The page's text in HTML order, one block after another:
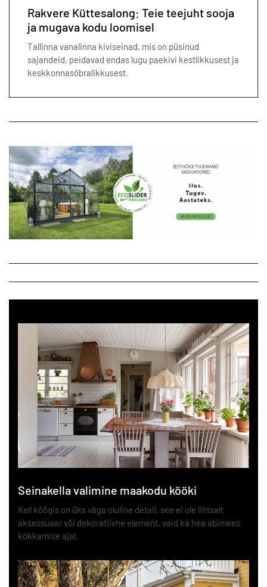
Rakvere Küttesalong: Teie teejuht sooja
ja mugava kodu loomisel
Tallinna vanalinna kiviseinad, mis on püsinud
sajandeid, peidavad endas lugu paekivi kestlikkusest ja
keskkonnasõbralikkusest.
Seinakella valimine maakodu kööki
Kell köögis on üks väga oluline detail, see ei ole lihtsalt
aksessuaar või dekoratiivne element, vaid ka hea abimees
kokkamise ajal.